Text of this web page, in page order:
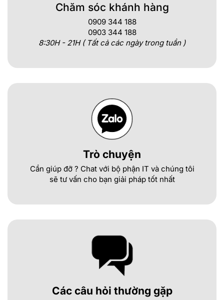
Chăm sóc khánh hàng
0909 344 188
0903 344 188
8:30H - 21H ( Tất cả các ngày trong tuần )
Trò chuyện
Cần giúp đỡ ? Chat với bộ phận IT và chúng tôi
sẽ tư vấn cho bạn giải pháp tốt nhất
Các câu hỏi thường gặp